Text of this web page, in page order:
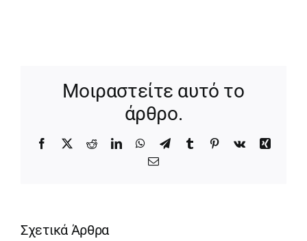
Μοιραστείτε αυτό το
άρθρο.
Facebook
X RedditLinkedInWhatsApp
TelegramTumblr Pinterest
Vk
Xing
Email
Σχετικά Άρθρα